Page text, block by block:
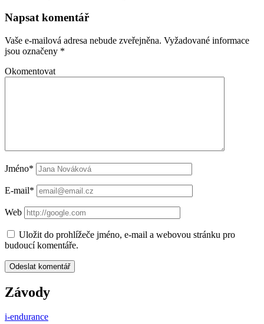
Napsat komentář
Vaše e-mailová adresa nebude zveřejněna. Vyžadované informace
jsou označeny *
Okomentovat
Jméno*
E-mail*
Web
Uložit do prohlížeče jméno, e-mail a webovou stránku pro
budoucí komentáře.
Závody
i-endurance